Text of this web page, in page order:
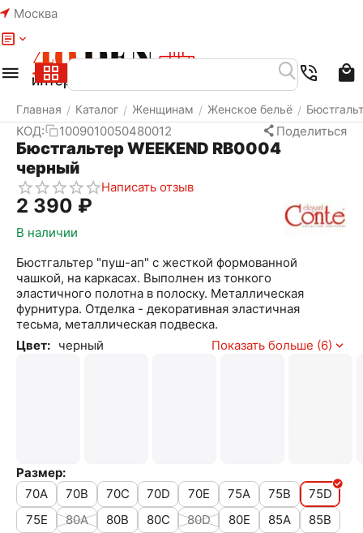
Москва
Главная / Каталог / Женщинам / Женское бельё /
КОД: 1009010050480012 Поделиться
Бюстгальтер WEEKEND RB0004
черный
Написать отзыв
2 390 ₽
В наличии
Бюстгальтер "пуш-ап" с жесткой формованной
чашкой, на каркасах. Выполнен из тонкого
эластичного полотна в полоску. Металлическая
фурнитура. Отделка - декоративная эластичная
тесьма, металлическая подвеска.
Цвет: черный Показать больше (6)
Размер:
70A
70B 70C 70D 70E 75A 75B
75D
75E
80A 80B 80C 80D 80E 85A
85B
Меню